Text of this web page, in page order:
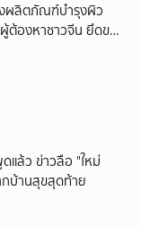
ผลิตภัณฑ์บำรุงผิว
ต้องหาชาวจีน ยึดของ
ล้ว ข่าวลือ "ใหม่
บ้านสุขสุดท้าย